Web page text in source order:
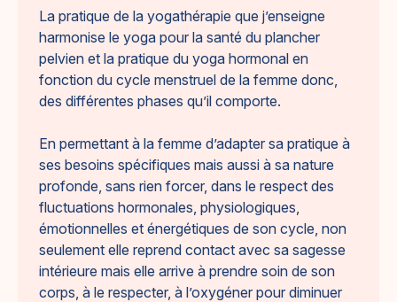
La pratique de la yogathérapie que j’enseigne
harmonise le yoga pour la santé du plancher
pelvien et la pratique du yoga hormonal en
fonction du cycle menstruel de la femme donc,
des différentes phases qu’il comporte.
En permettant à la femme d’adapter sa pratique à
ses besoins spécifiques mais aussi à sa nature
profonde, sans rien forcer, dans le respect des
fluctuations hormonales, physiologiques,
émotionnelles et énergétiques de son cycle, non
seulement elle reprend contact avec sa sagesse
intérieure mais elle arrive à prendre soin de son
corps, à le respecter, à l’oxygéner pour diminuer